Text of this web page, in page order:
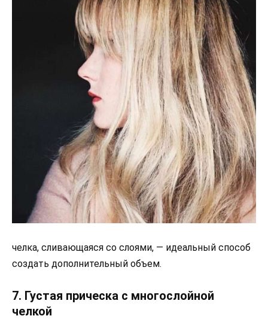
челка, сливающаяся со слоями, — идеальный способ
создать дополнительный объем.
7. Густая прическа с многослойной
челкой